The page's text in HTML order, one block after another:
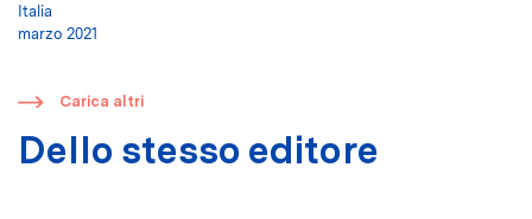
Italia
marzo 2021
​ Carica altri
Dello stesso editore